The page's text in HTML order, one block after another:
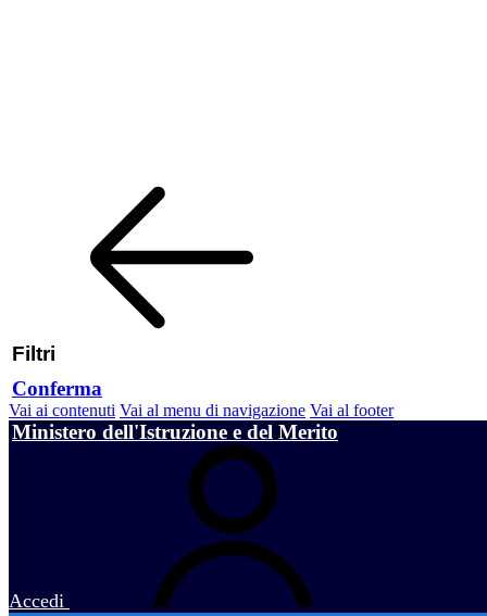
Filtri
Conferma
Vai ai contenuti Vai al menu di navigazione Vai al footer
Ministero dell'Istruzione e del Merito
Accedi